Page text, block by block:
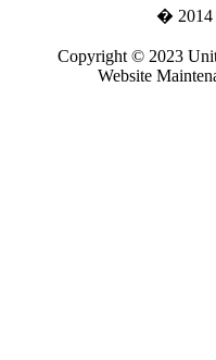
� 2014
Copyright © 2023
Website